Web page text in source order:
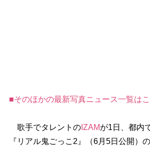
■そのほかの最新写真ニュース一覧は
歌手でタレントのIZAMが1日、都内
『リアル鬼ごっこ2』（6月5日公開）